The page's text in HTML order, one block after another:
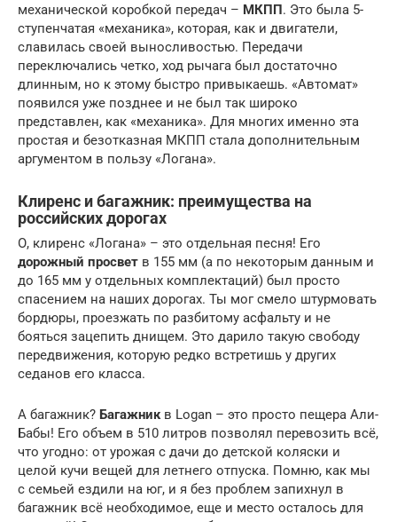
механической коробкой передач – МКПП. Это была 5-
ступенчатая «механика», которая, как и двигатели,
славилась своей выносливостью. Передачи
переключались четко, ход рычага был достаточно
длинным, но к этому быстро привыкаешь. «Автомат»
появился уже позднее и не был так широко
представлен, как «механика». Для многих именно эта
простая и безотказная МКПП стала дополнительным
аргументом в пользу «Логана».
Клиренс и багажник: преимущества на
российских дорогах
О, клиренс «Логана» – это отдельная песня! Его
дорожный просвет в 155 мм (а по некоторым данным и
до 165 мм у отдельных комплектаций) был просто
спасением на наших дорогах. Ты мог смело штурмовать
бордюры, проезжать по разбитому асфальту и не
бояться зацепить днищем. Это дарило такую свободу
передвижения, которую редко встретишь у других
седанов его класса.
А багажник? Багажникв Logan – это просто пещера Али-
Бабы! Его объем в 510 литров позволял перевозить всё,
что угодно: от урожая с дачи до детской коляски и
целой кучи вещей для летнего отпуска. Помню, как мы
с семьей ездили на юг, и я без проблем запихнул в
багажник всё необходимое, еще и место осталось для